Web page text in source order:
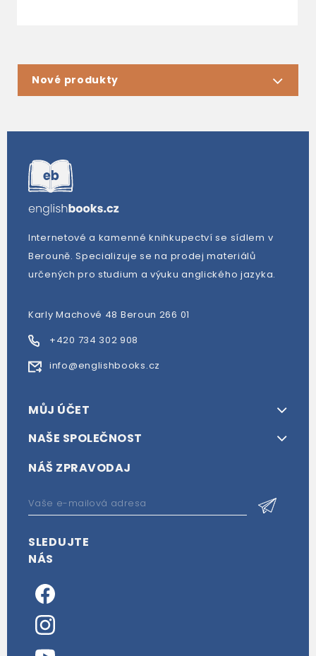
Nové produkty
Internetové a kamenné knihkupectví se sídlem v
Berouně. Specializuje se na prodej materiálů
určených pro studium a výuku anglického jazyka.
Karly Machové 48 Beroun 266 01
+420 734 302 908
info@englishbooks.cz
MŮJ ÚČET
NAŠE SPOLEČNOST
NÁŠ ZPRAVODAJ
SLEDUJTE
NÁS